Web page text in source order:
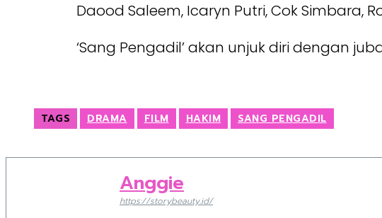
Daood Saleem, Icaryn Putri, Cok Simbara,
‘Sang Pengadil’ akan unjuk diri dengan
TAGS DRAMA FILM HAKIM SANG PENGADIL
Anggie
https://storybeauty.id/